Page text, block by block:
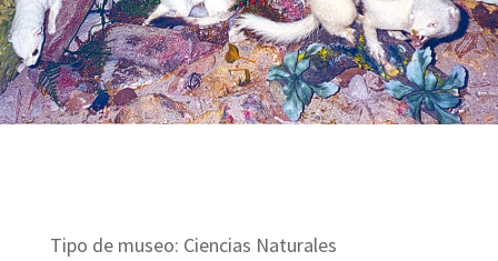
Tipo de museo: Ciencias Naturales